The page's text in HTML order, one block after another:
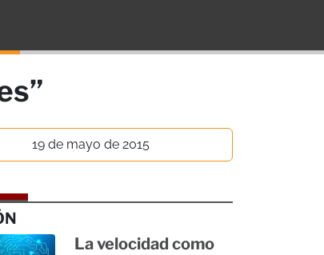
19 de mayo de 2015
La velocidad como